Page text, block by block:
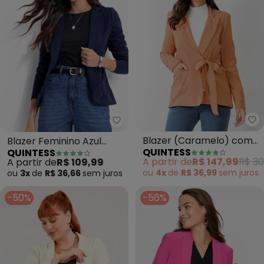
Quintess - Blazer Feminino
Blazer Feminino Azul
Marinho em Moletinho
com Botão Único
QUINTESS
A partir deR$ 109,99
ou 3x de R$ 36,66 sem juros
Blazer (Caramelo) com
Bolsos e Amarração
QUINTESS
A partir deR$ 147,99R$
ou 4x de R$ 36,99 sem juros
-50% -56%